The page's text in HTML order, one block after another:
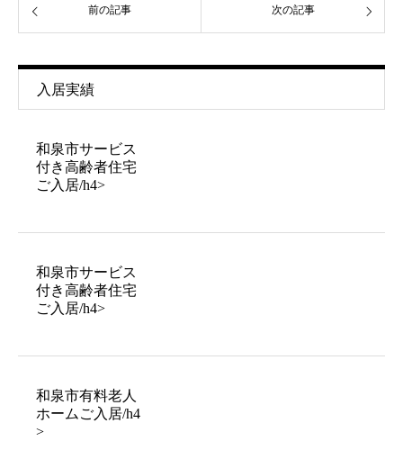
前の記事 次の記事
入居実績
和泉市サービス
付き高齢者住宅
ご入居/h4>
和泉市サービス
付き高齢者住宅
ご入居/h4>
和泉市有料老人
ホームご入居/h4
>